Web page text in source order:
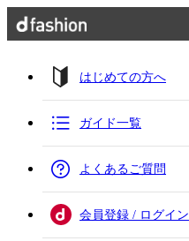
はじめての方へ
ガイド一覧
よくあるご質問
会員登録 / ログイン